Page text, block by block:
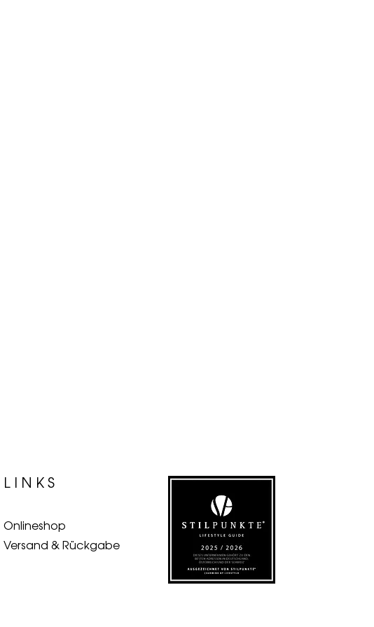
LINKS
Onlineshop
Versand & Rückgabe